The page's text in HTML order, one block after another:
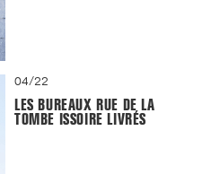
04/22
LES BUREAUX RUE DE LA
TOMBE ISSOIRE LIVRÉS